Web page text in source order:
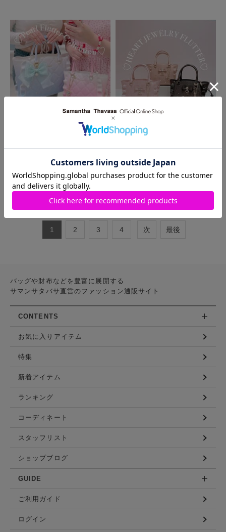
2024.06.22
1
2 3 4 次 最後
バッグや財布などを豊富に展開する
サマンサタバサ直営のファッション通販サイト
CONTENTS
お気に入りアイテム
特集
新着アイテム
ランキング
コーディネート
スタッフリスト
ショップブログ
GUIDE
ご利用ガイド
ログイン